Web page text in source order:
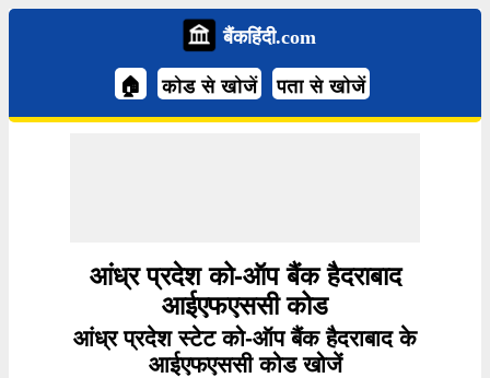
बैंकहिंदी.com
🏠 कोड से खोजें पता से खोजें
आंध्र प्रदेश को-ऑप बैंक हैदराबाद
आईएफएससी कोड
आंध्र प्रदेश स्टेट को-ऑप बैंक हैदराबाद के
आईएफएससी कोड खोजें